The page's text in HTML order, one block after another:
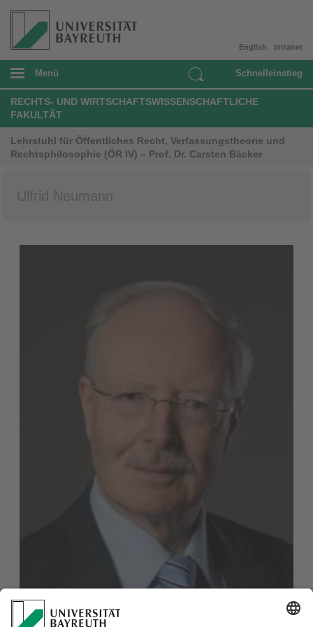
Intranet
English
Menü Schnelleinstieg
RECHTS- UND WIRTSCHAFTSWISSENSCHAFTLICHE
FAKULTÄT
Lehrstuhl für Öffentliches Recht, Verfassungstheorie und
Rechtsphilosophie (ÖR IV) – Prof. Dr. Carsten Bäcker
Ulfrid Neumann